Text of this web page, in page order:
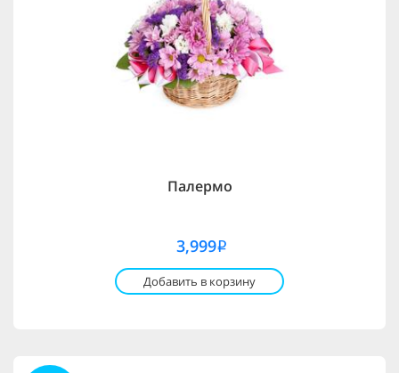
Палермо
3,999i
Добавить в корзину